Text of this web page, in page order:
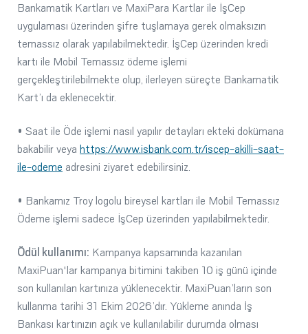
Bankamatik Kartları ve MaxiPara Kartlar ile İşCep
uygulaması üzerinden şifre tuşlamaya gerek olmaksızın
temassız olarak yapılabilmektedir. İşCep üzerinden kredi
kartı ile Mobil Temassız ödeme işlemi
gerçekleştirilebilmekte olup, ilerleyen süreçte Bankamatik
Kart’ı da eklenecektir.
• Saat ile Öde işlemi nasıl yapılır detayları ekteki dokümana
bakabilir veya https://www.isbank.com.tr/iscep-akilli-saat-
ile-odeme adresini ziyaret edebilirsiniz.
• Bankamız Troy logolu bireysel kartları ile Mobil Temassız
Ödeme işlemi sadece İşCep üzerinden yapılabilmektedir.
Ödül kullanımı: Kampanya kapsamında kazanılan
MaxiPuan'lar kampanya bitimini takiben 10 iş günü içinde
son kullanılan kartınıza yüklenecektir. MaxiPuan’ların son
kullanma tarihi 31 Ekim 2026’dır. Yükleme anında İş
Bankası kartınızın açık ve kullanılabilir durumda olması